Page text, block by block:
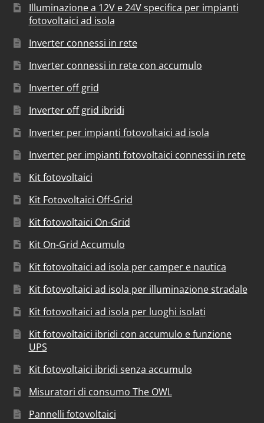
Illuminazione a 12V e 24V specifica per impianti
fotovoltaici ad isola
Inverter connessi in rete
Inverter connessi in rete con accumulo
Inverter off grid
Inverter off grid ibridi
Inverter per impianti fotovoltaici ad isola
Inverter per impianti fotovoltaici connessi in rete
Kit fotovoltaici
Kit Fotovoltaici Off-Grid
Kit fotovoltaici On-Grid
Kit On-Grid Accumulo
Kit fotovoltaici ad isola per camper e nautica
Kit fotovoltaici ad isola per illuminazione stradale
Kit fotovoltaici ad isola per luoghi isolati
Kit fotovoltaici ibridi con accumulo e funzione
UPS
Kit fotovoltaici ibridi senza accumulo
Misuratori di consumo The OWL
Pannelli fotovoltaici